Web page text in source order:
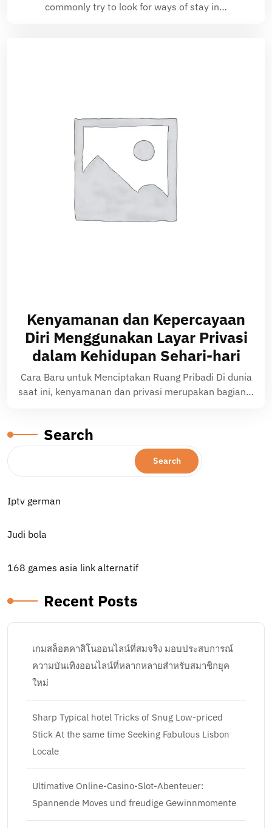
commonly try to look for ways of stay in…
Kenyamanan dan Kepercayaan
Diri Menggunakan Layar Privasi
dalam Kehidupan Sehari-hari
Cara Baru untuk Menciptakan Ruang Pribadi Di dunia
saat ini, kenyamanan dan privasi merupakan bagian…
Search
Search
Iptv german
Judi bola
168 games asia link alternatif
Recent Posts
เกมสล็อตคาสิโนออนไลน์ที่สมจริง มอบประสบการณ์
ความบันเทิงออนไลน์ที่หลากหลายสำหรับสมาชิกยุค
ใหม่
Sharp Typical hotel Tricks of Snug Low-priced
Stick At the same time Seeking Fabulous Lisbon
Locale
Ultimative Online-Casino-Slot-Abenteuer:
Spannende Moves und freudige Gewinnmomente